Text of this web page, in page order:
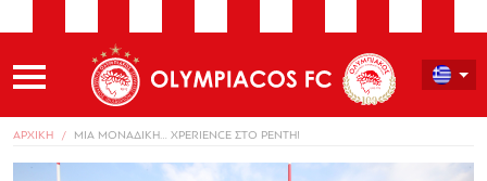
ΑΡΧΙΚΗ ΜΙΑ ΜΟΝΑΔΙΚΗ… XPERIENCE ΣΤΟ ΡΕΝΤΗ!